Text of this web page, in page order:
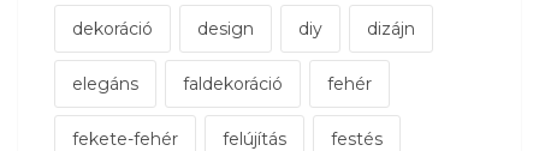
dekoráció design diy dizájn
elegáns faldekoráció fehér
fekete-fehér felújítás festés